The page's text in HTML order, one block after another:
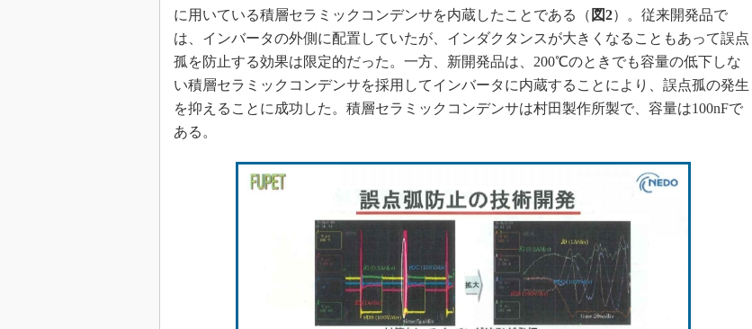
に用いている積層セラミックコンデンサを内蔵したことである（ 図2）。従来開発品で
は、インバータの外側に配置していたが、インダクタンスが大きくなることもあって誤点
孤を防止する効果は限定的だった。一方、新開発品は、200℃のときでも容量の低下しな
い積層セラミックコンデンサを採用してインバータに内蔵することにより、誤点孤の発生
を抑えることに成功した。積層セラミックコンデンサは村田製作所製で、容量は100nFで
ある。